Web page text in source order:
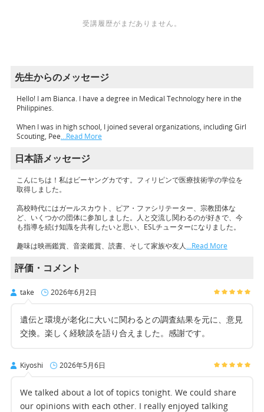
受講履歴がまだありません。
先生からのメッセージ
Hello! I am Bianca. I have a degree in Medical Technology here in the
Philippines.
When I was in high school, I joined several organizations, including Girl
Scouting, Pee…Read More
日本語メッセージ
こんにちは！私はビーヤングカです。フィリピンで医療技術学の学位を
取得しました。
高校時代にはガールスカウト、ピア・ファシリテーター、宗教団体な
ど、いくつかの団体に参加しました。人と交流し関わるのが好きで、今
も指導を続け知識を共有したいと思い、ESLチューターになりました。
趣味は映画鑑賞、音楽鑑賞、読書、そして家族や友人…Read More
評価・コメント
take 2026年6月2日
遺伝と環境が老化に大いに関わるとの調査結果を元に、意見
交換。楽しく経験談を語り合えました。感謝です。
Kiyoshi 2026年5月6日
We talked about a lot of topics tonight. We could share
our opinions with each other. I really enjoyed talking